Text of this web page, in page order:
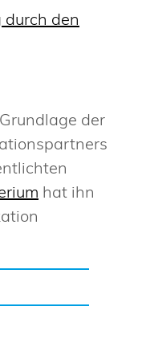
durch den
der
hat ihn